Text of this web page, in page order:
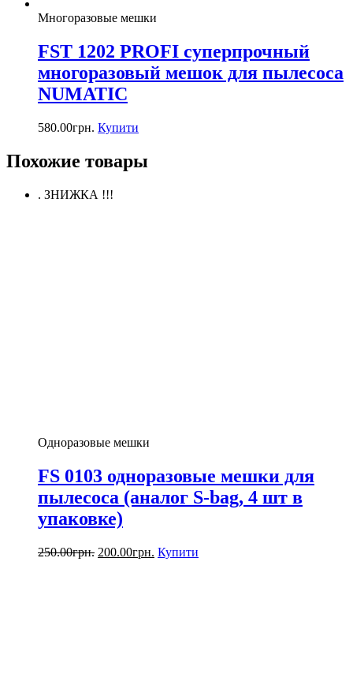
Многоразовые мешки
FST 1202 PROFI суперпрочный
многоразовый мешок для пылесоса
NUMATIC
580.00грн. Купити
Похожие товары
. ЗНИЖКА !!!
Одноразовые мешки
FS 0103 одноразовые мешки для
пылесоса (аналог S-bag, 4 шт в
упаковке)
250.00грн. 200.00грн. Купити